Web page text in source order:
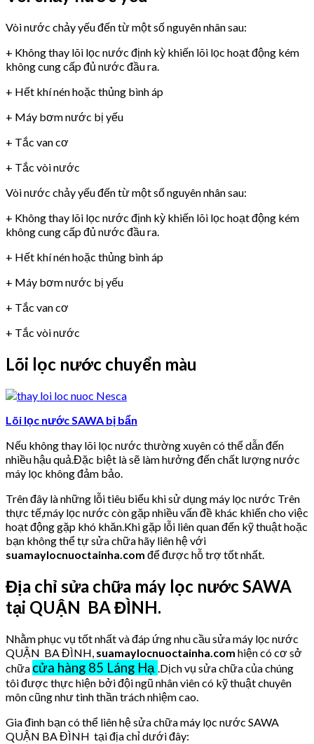
Vòi nước chảy yếu đến từ một số nguyên nhân sau:
+ Không thay lõi lọc nước định kỳ khiến lõi lọc hoạt động kém
không cung cấp đủ nước đầu ra.
+ Hết khí nén hoặc thủng bình áp
+ Máy bơm nước bị yếu
+ Tắc van cơ
+ Tắc vòi nước
Vòi nước chảy yếu đến từ một số nguyên nhân sau:
+ Không thay lõi lọc nước định kỳ khiến lõi lọc hoạt động kém
không cung cấp đủ nước đầu ra.
+ Hết khí nén hoặc thủng bình áp
+ Máy bơm nước bị yếu
+ Tắc van cơ
+ Tắc vòi nước
Lõi lọc nước chuyển màu
Lõi lọc nước SAWA bị bẩn
Nếu không thay lõi lọc nước thường xuyên có thể dẫn đến
nhiều hậu quả.Đặc biệt là sẽ làm hưởng đến chất lượng nước
máy lọc không đảm bảo.
Trên đây là những lỗi tiêu biểu khi sử dụng máy lọc nước Trên
thực tế,máy lọc nước còn gặp nhiều vấn đề khác khiến cho việc
hoạt động gặp khó khăn.Khi gặp lỗi liên quan đến kỹ thuật hoặc
bạn không thể tự sửa chữa hãy liên hệ với
suamaylocnuoctainha.com để được hỗ trợ tốt nhất.
Địa chỉ sửa chữa máy lọc nước SAWA
tại QUẬN BA ĐÌNH.
Nhằm phục vụ tốt nhất và đáp ứng nhu cầu sửa máy lọc nước
QUẬN BA ĐÌNH, suamaylocnuoctainha.com hiện có cơ sở
chữa cửa hàng 85 Láng Hạ .Dịch vụ sửa chữa của chúng
tôi được thực hiện bởi đội ngũ nhân viên có kỹ thuật chuyên
môn cũng như tinh thần trách nhiệm cao.
Gia đình bạn có thể liên hệ sửa chữa máy lọc nước SAWA
QUẬN BA ĐÌNH tại địa chỉ dưới đây: